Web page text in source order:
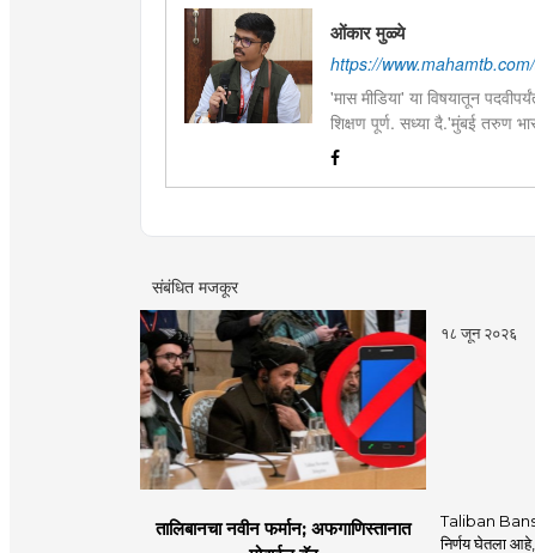
ओंकार मुळ्ये
https://
'मास मीडिया' या विषयातून
शिक्षण पूर्ण. सध्या दै.'मुंबई तरुण
इ.ची आवड.लिवोग्राफी भाषाशैलीत
संबंधित मजकूर
१८ जून २०२६
तालिबानचा नवीन फर्मान; अफगाणिस्तानात
Taliban
निर्णय घेतला